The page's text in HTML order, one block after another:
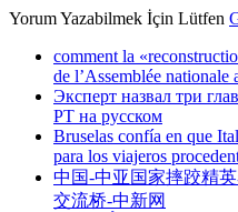
Yorum Yazabilmek İçin Lütfen
comment la
de l’Assemblée
Эксперт назвал три
РТ на русском
Bruselas confía en que
para los viajeros
中国-中亚国家摔跤精
交流桥-中新网